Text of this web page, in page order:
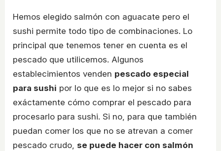
Hemos elegido salmón con aguacate pero el
sushi permite todo tipo de combinaciones. Lo
principal que tenemos tener en cuenta es el
pescado que utilicemos. Algunos
establecimientos venden pescado especial
para sushi por lo que es lo mejor si no sabes
exáctamente cómo comprar el pescado para
procesarlo para sushi. Si no, para que también
puedan comer los que no se atrevan a comer
pescado crudo, se puede hacer con salmón